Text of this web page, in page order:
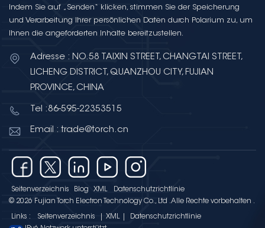
Indem Sie auf „Senden“ klicken, stimmen Sie der Speicherung
und Verarbeitung Ihrer persönlichen Daten durch Polarium zu, um
Ihnen die angeforderten Inhalte bereitzustellen.
Adresse : NO.58 TAIXIN STREET, CHANGTAI STREET,
LICHENG DISTRICT, QUANZHOU CITY, FUJIAN
PROVINCE, CHINA
Tel :86-595-22353515
Email : trade@torch.cn
Seitenverzeichnis Blog XML
Datenschutzrichtlinie
© 2026 Fujian Torch Electron Technology Co., Ltd .Alle Rechte vorbehalten .
Links : Seitenverzeichnis XML
Datenschutzrichtlinie